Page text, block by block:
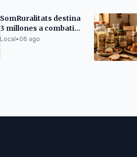
SomRuralitats destina
3 millones a combatir
la despoblación en
Local• 06 ago